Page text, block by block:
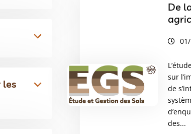
les
De
sur
de
des...